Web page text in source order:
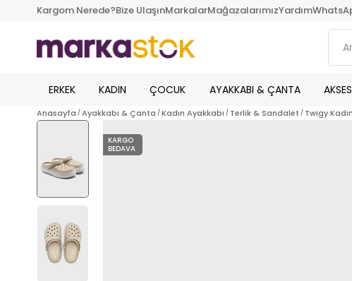
Kargom Nerede?Bize UlaşınMarkalarMağazalarımızYardım
ERKEK KADIN ÇOCUK AYAKKABI & ÇANTA
Anasayfa Ayakkabı & Çanta Kadın Ayakkabı Terlik & Sandalet Twigy
KARGO
BEDAVA